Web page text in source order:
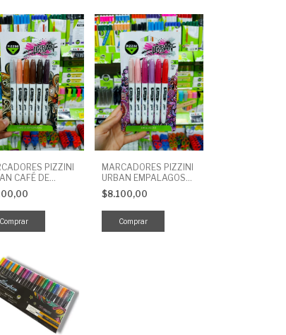
PIZZINI
CAFÉ DE
X 6
MARCADORES PIZZINI
URBAN EMPALAGOSO
PERMANENTE X 6 UNI
$8.100,00